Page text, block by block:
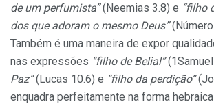
de um perfumista”(Neemias 3.8) e “filho
dos que adoram o mesmo Deus”
Também é uma maneira de expor
nas expressões “filho de Belial”
Paz”(Lucas 10.6) e “filho da perdição”
enquadra perfeitamente na forma